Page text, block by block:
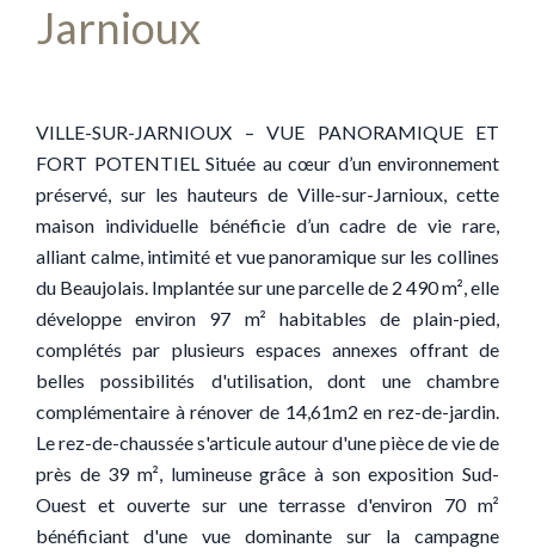
Jarnioux
VILLE-SUR-JARNIOUX – VUE PANORAMIQUE ET
FORT POTENTIEL Située au cœur d’un environnement
préservé, sur les hauteurs de Ville-sur-Jarnioux, cette
maison individuelle bénéficie d’un cadre de vie rare,
alliant calme, intimité et vue panoramique sur les collines
du Beaujolais. Implantée sur une parcelle de 2 490 m², elle
développe environ 97 m² habitables de plain-pied,
complétés par plusieurs espaces annexes offrant de
belles possibilités d'utilisation, dont une chambre
complémentaire à rénover de 14,61m2 en rez-de-jardin.
Le rez-de-chaussée s'articule autour d'une pièce de vie de
près de 39 m², lumineuse grâce à son exposition Sud-
Ouest et ouverte sur une terrasse d'environ 70 m²
bénéficiant d'une vue dominante sur la campagne